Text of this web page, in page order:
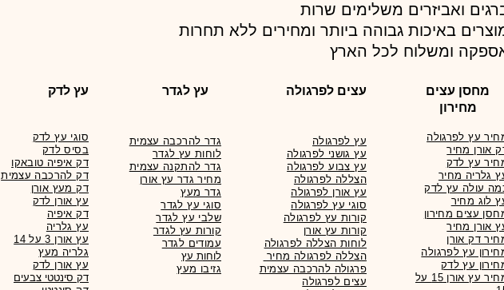
ואביזרים משלימים שרות
באיכות גבוהה ביותר ומחירים ללא תחרות
ומשלוח לכל הארץ
עץ לדק
סוגי עץ לדק
בסיס לדק
דק איפיה טובאקו
דק להרכבה עצמית
דק מעץ אורן
עץ אורן לדק
דק איפיה
עץ גלריה
עץ אורן 3 על 14
גלריה מעץ
עץ אורן לדק
דק סינטטי צבעים
עץ לגדר
גדר להרכבה עצמית
לוחות עץ לגדר
גדר להתקנה עצמית
מחיר גדר עץ אורן
גדר מעץ
סוגי עץ לגדר
שלבי עץ לגדר
קורות עץ לגדר
עמודים לגדר
לוחות עץ
גזיבו מעץ
עצים לפרגולה
עץ לפרגולה
עץ גושני לפרגולה
עץ צבוע לפרגולה
הצללה לפרגולה
עץ אורן לפרגולה
סוגי עץ לפרגולה
קורות עץ לפרגולה
קורות עץ אורן
לוחות הצללה לפרגולה
הצללה לפרגולה מחיר
פרגולה להרכבה עצמית
עצים לפרגולה
מחסן עצים
מחירון
עץ לפרגולה
אורן מחיר
עץ לדק
גלריה מחיר
עולה עץ לדק
לוג מחיר
עצים מחירון
אורן מחיר
דק אורן
עץ לפרגולה
עץ לדק
מחיר עץ אורן 15 על